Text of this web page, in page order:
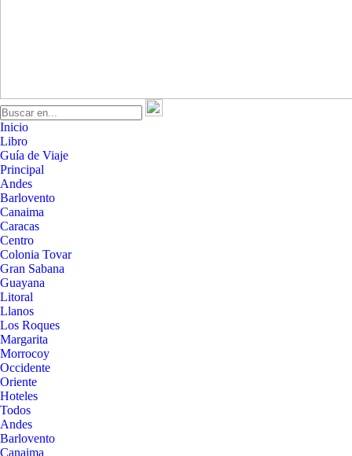
Inicio
Libro
Guía de Viaje
Principal
Andes
Barlovento
Canaima
Caracas
Centro
Colonia Tovar
Gran Sabana
Guayana
Litoral
Llanos
Los Roques
Margarita
Morrocoy
Occidente
Oriente
Hoteles
Todos
Andes
Barlovento
Canaima